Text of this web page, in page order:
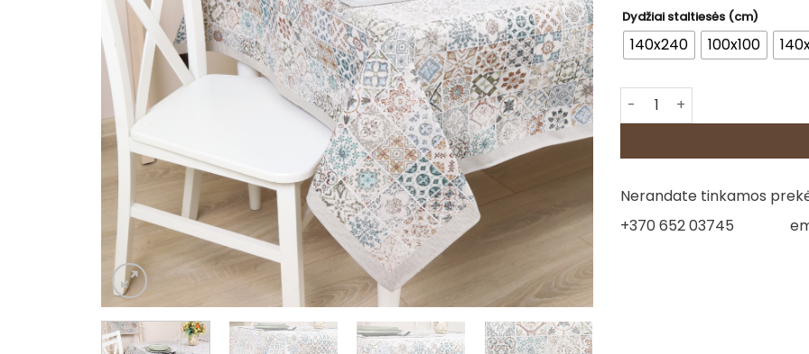
Dydžiai staltiesės (cm)
140x240 100x100
produkto kiekis: Staltiesė -
Nerandate tinkamos
+370 652 03745